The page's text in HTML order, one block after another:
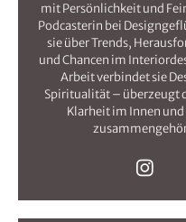
mit Persönlichkeit und
Podcasterin bei
sie über Trends,
und Chancen im
Arbeit verbindet sie
Spiritualität – überzeugt
Klarheit im Innen und